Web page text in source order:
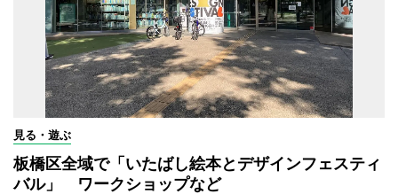
見る・遊ぶ
板橋区全域で「いたばし絵本とデザインフェスティ
バル」 ワークショップなど